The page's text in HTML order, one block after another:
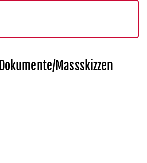
Dokumente/Massskizzen